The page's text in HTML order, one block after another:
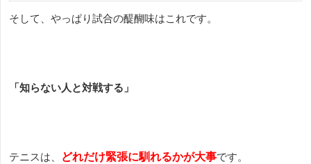
そして、やっぱり試合の醍醐味はこれです。
「知らない人と対戦する」
テニスは、 どれだけ緊張に馴れるかが大事です。